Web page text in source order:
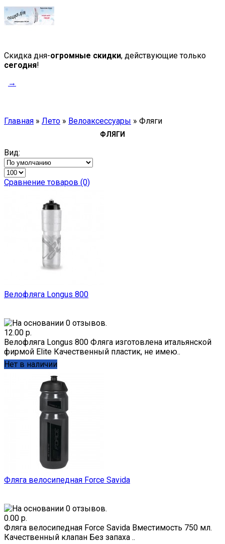
Скидка дня-огромные скидки, действующие только
сегодня!
→
Главная » Лето » Велоаксессуары » Фляги
ФЛЯГИ
Вид:
Сравнение товаров (0)
Велофляга Longus 800
12.00 р.
Велофляга Longus 800 Фляга изготовлена итальянской
фирмой Elite Качественный пластик, не имею..
Нет в наличии
Фляга велосипедная Force Savida
0.00 р.
Фляга велосипедная Force Savida Вместимость 750 мл.
Качественный клапан Без запаха ..